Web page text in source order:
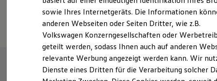
Kosten und Kauf
Verbrauchskosten
Kaufoptionen
E-Auto-Förderung
Software und Konnektivität
Die ID. Software 6
ID. Software Versionen und Updates
Digitale Extras
Schnittstellen zu Ihrem ID.
Serviceanfrage stellen
sowie Ihres Internetgeräts. Die Informationen
anderen Webseiten oder Seiten Dritter, wie z.B.
Volkswagen Konzerngesellschaften oder
geteilt werden, sodass Ihnen auch auf anderen
relevante Werbung angezeigt werden kann. Wir
Dienste eines Dritten für die Verarbeitung solcher